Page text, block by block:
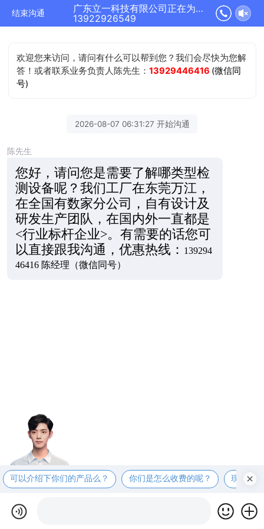
结束沟通
广东立一科技有限公司正在为您服务
13922926549
欢迎您来访问，请问有什么可以帮到您？我们会尽快为您解
答！或者联系业务负责人陈先生：13929446416 (微信同
号)
2026-08-07 06:31:27 开始沟通
陈先生
您好，请问您是需要了解哪类型检
测设备呢？我们工厂在东莞万江，
在全国有数家分公司，自有设计及
研发生产团队，在国内外一直都是
<行业标杆企业>。有需要的话您可
以直接跟我沟通，优惠热线： 139294
46416 陈经理（微信同号）
可以介绍下你们的产品么？ 你们是怎么收费的呢？ 现在有